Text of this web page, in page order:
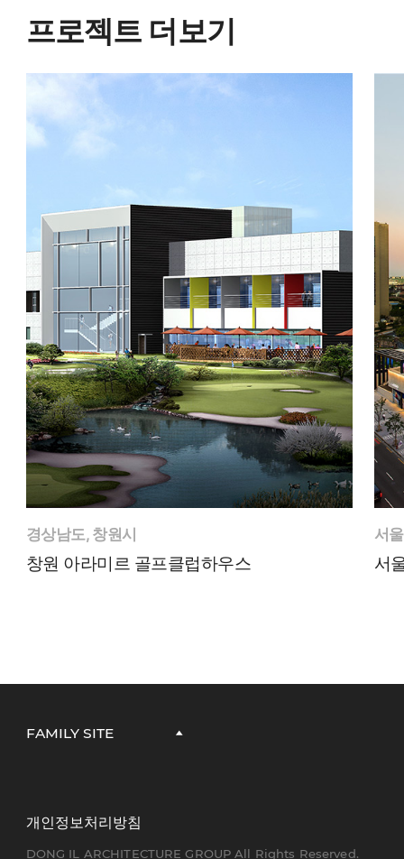
프로젝트 더보기
경상남도, 창원시
창원 아라미르 골프클럽하우스
서
서
FAMILY SITE
개인정보처리방침
DONG IL ARCHITECTURE GROUP All Rights Reserved.